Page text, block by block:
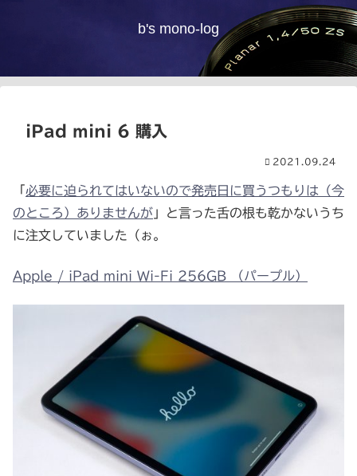
b's mono-log
iPad mini 6 購入
2021.09.24
「 必要に迫られてはいないので発売日に買うつもりは（今
のところ）ありませんが 」と言った舌の根も乾かないうち
に注文していました（ぉ。
Apple / iPad mini Wi-Fi 256GB （パープル）